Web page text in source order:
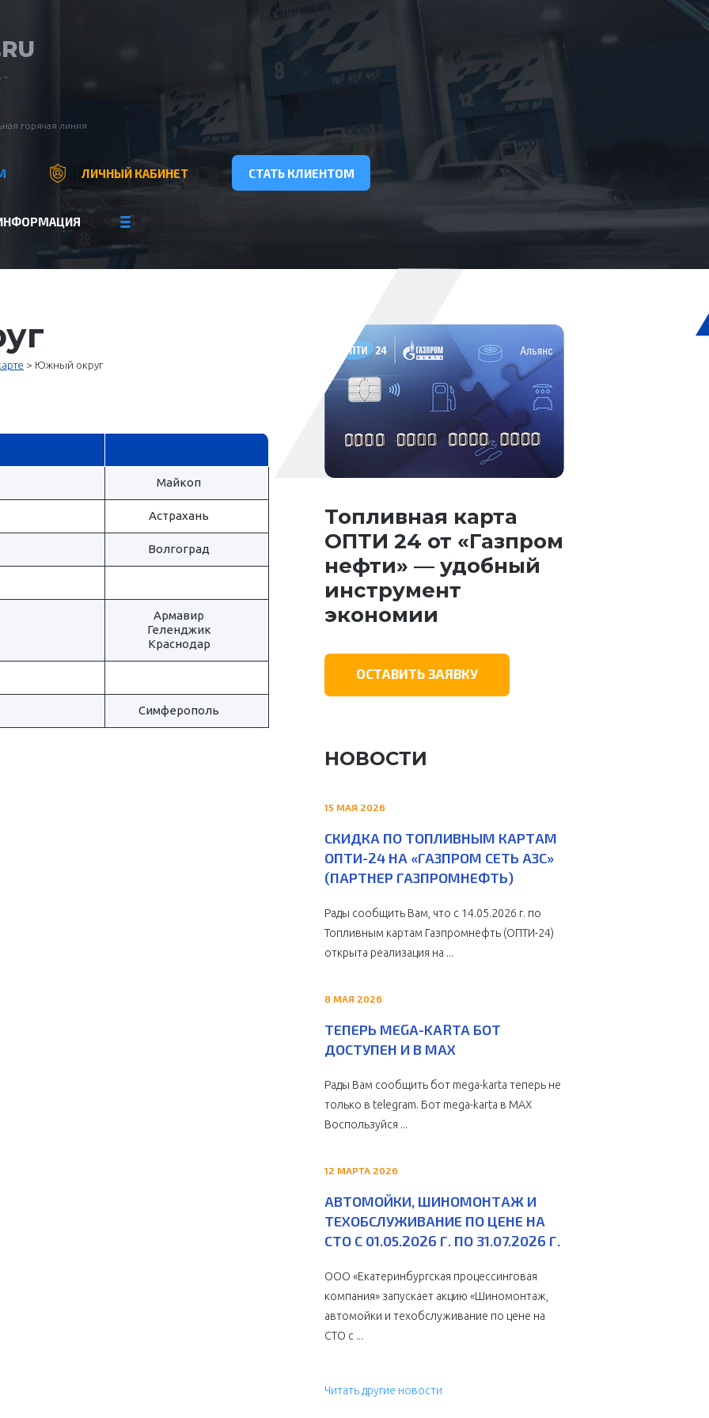
–
горячая линия
ЛИЧНЫЙ КАБИНЕТ СТАТЬ КЛИЕНТОМ
> Южный округ
Майкоп
Астрахань
Волгоград
Армавир
Геленджик
Краснодар
Симферополь
Топливная карта
ОПТИ 24 от «Газпром
нефти» — удобный
инструмент
экономии
ОСТАВИТЬ ЗАЯВКУ
НОВОСТИ
15 МАЯ 2026
СКИДКА ПО ТОПЛИВНЫМ КАРТАМ
ОПТИ-24 НА «ГАЗПРОМ СЕТЬ АЗС»
(ПАРТНЕР ГАЗПРОМНЕФТЬ)
Рады сообщить Вам, что с 14.05.2026 г. по
Топливным картам Газпромнефть (ОПТИ-24)
открыта реализация на ...
8 МАЯ 2026
ТЕПЕРЬ MEGA-KARTA БОТ
ДОСТУПЕН И В MAX
Рады Вам сообщить бот mega-karta теперь не
только в telegram. Бот mega-karta в МАХ
Воспользуйся ...
12 МАРТА 2026
АВТОМОЙКИ, ШИНОМОНТАЖ И
ТЕХОБСЛУЖИВАНИЕ ПО ЦЕНЕ НА
СТО С 01.05.2026 Г. ПО 31.07.2026 Г.
ООО «Екатеринбургская процессинговая
компания» запускает акцию «Шиномонтаж,
автомойки и техобслуживание по цене на
СТО с ...
Читать другие новости